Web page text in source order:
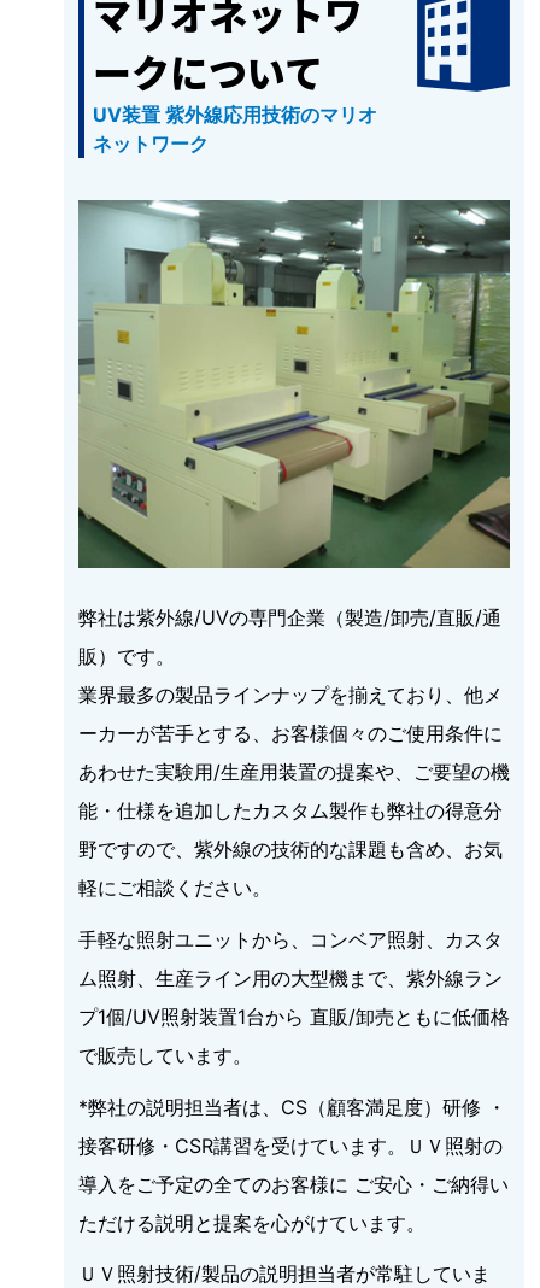
マリオネットワ
ークについて
UV装置 紫外線応用技術のマリオ
ネットワーク
弊社は紫外線/UVの専門企業（製造/卸売/直販/通
販）です。
業界最多の製品ラインナップを揃えており、他メ
ーカーが苦手とする、お客様個々のご使用条件に
あわせた実験用/生産用装置の提案や、ご要望の機
能・仕様を追加したカスタム製作も弊社の得意分
野ですので、紫外線の技術的な課題も含め、お気
軽にご相談ください。
手軽な照射ユニットから、コンベア照射、カスタ
ム照射、生産ライン用の大型機まで、紫外線ラン
プ1個/UV照射装置1台から 直販/卸売ともに低価格
で販売しています。
*弊社の説明担当者は、CS（顧客満足度）研修 ・
接客研修・CSR講習を受けています。ＵＶ照射の
導入をご予定の全てのお客様に ご安心・ご納得い
ただける説明と提案を心がけています。
ＵＶ照射技術/製品の説明担当者が常駐していま